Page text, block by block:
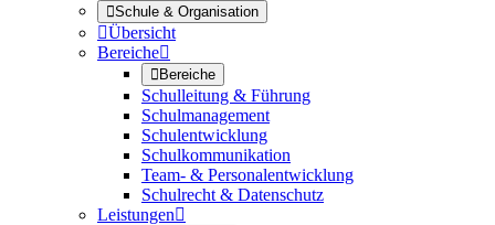
Schule & Organisation
Übersicht
Bereiche
Bereiche
Schulleitung & Führung
Schulmanagement
Schulentwicklung
Schulkommunikation
Team- & Personalentwicklung
Schulrecht & Datenschutz
Leistungen